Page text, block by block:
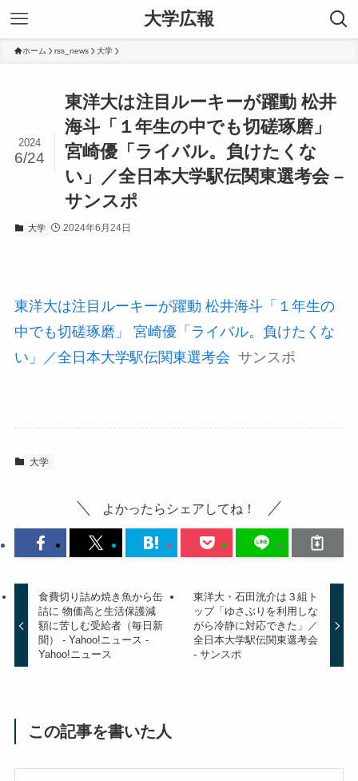
大学広報
ホーム rss_news 大学
東洋大は注目ルーキーが躍動 松井
海斗「１年生の中でも切磋琢磨」
宮崎優「ライバル。負けたくな
い」／全日本大学駅伝関東選考会 –
サンスポ
2024
6/24
大学 2024年6月24日
東洋大は注目ルーキーが躍動 松井海斗「１年生の
中でも切磋琢磨」 宮崎優「ライバル。負けたくな
い」／全日本大学駅伝関東選考会 サンスポ
大学
よかったらシェアしてね！
食費切り詰め焼き魚から缶
詰に 物価高と生活保護減
額に苦しむ受給者（毎日新
聞） - Yahoo!ニュース -
Yahoo!ニュース
東洋大・石田洸介は３組ト
ップ「ゆさぶりを利用しな
がら冷静に対応できた」／
全日本大学駅伝関東選考会
- サンスポ
この記事を書いた人